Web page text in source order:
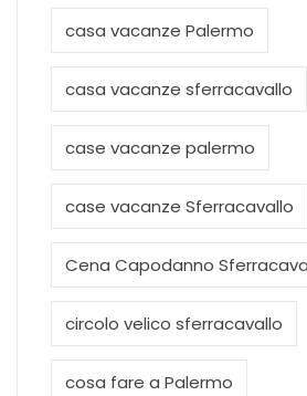
casa vacanze Palermo
casa vacanze sferracavallo
case vacanze palermo
case vacanze Sferracavallo
Cena Capodanno
circolo velico sferracavallo
cosa fare a Palermo